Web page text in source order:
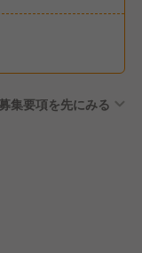
集要項を先にみる